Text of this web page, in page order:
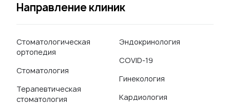
Направление клиник
Стоматологическая
ортопедия
Стоматология
Терапевтическая
стоматология
Эндокринология
COVID-19
Гинекология
Кардиология